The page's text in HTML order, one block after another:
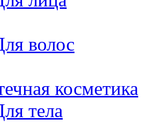
волос
косметика
тела